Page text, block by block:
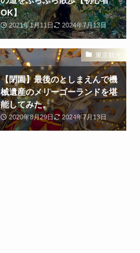
OK】
2021年1月11日 2024年7月13日
東京観光
【閉園】最後のとしまえんで機
械遺産のメリーゴーランドを堪
能してみた。
2020年8月29日 2024年7月13日